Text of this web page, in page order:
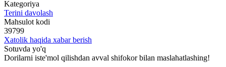
Kategoriya
Terini davolash
Mahsulot kodi
39799
Xatolik haqida xabar berish
Sotuvda yo'q
Dorilarni iste'mol qilishdan avval shifokor bilan maslahatlashing!